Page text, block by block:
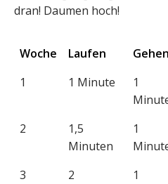
dran! Daumen hoch!
Woche Laufen Gehen
1
1 Minute
1
2
1,5
Minuten
1
3
2
1